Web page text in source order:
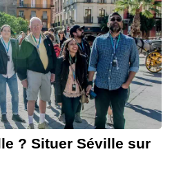
? Situer Séville sur